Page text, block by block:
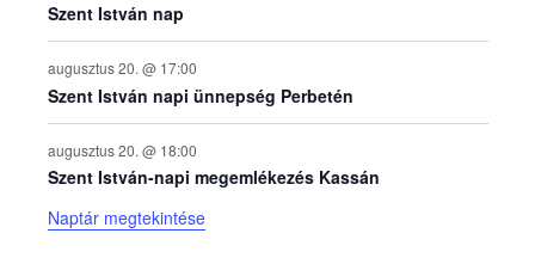
n
a
p
t
Szent István nap
augusztus 20. @ 17:00
Szent István napi ünnepség Perbetén
augusztus 20. @ 18:00
Szent István-napi megemlékezés Kassán
Naptár megtekintése